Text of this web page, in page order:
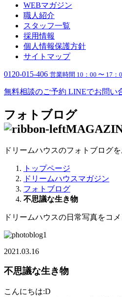
WEBマガジン
職人紹介
スタッフ一覧
採用情報
個人情報保護方針
サイトマップ
0120-015-406 営業時間 10：00 〜 17：
無料相談のご予約 LINEでお問い
フォトブログ
ドリームハウスのフォトブログ
トップページ
ドリームハウスマガジン
フォトブログ
不思議な生き物
ドリームハウスの日常写真をコ
2021.03.16
不思議な生き物
こんにちは:D